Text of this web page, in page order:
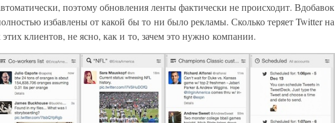
поэтому обновления ленты фактически не происходит. Вдобавок
избавлены от какой бы то ни было рекламы. Сколько теряет Twitter на
этих клиентов, не ясно, как и то, зачем это нужно компании.